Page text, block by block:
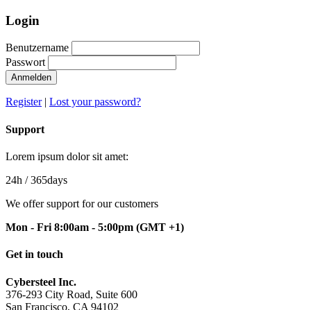
Login
Benutzername
Passwort
Anmelden
Register| Lost your password?
Support
Lorem ipsum dolor sit amet:
24h / 365days
We offer support for our customers
Mon - Fri 8:00am - 5:00pm (GMT +1)
Get in touch
Cybersteel Inc.
376-293 City Road, Suite 600
San Francisco, CA 94102